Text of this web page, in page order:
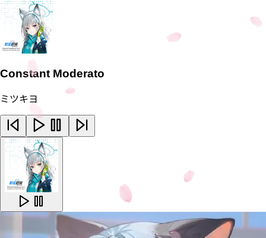
Constant Moderato
ミツキヨ